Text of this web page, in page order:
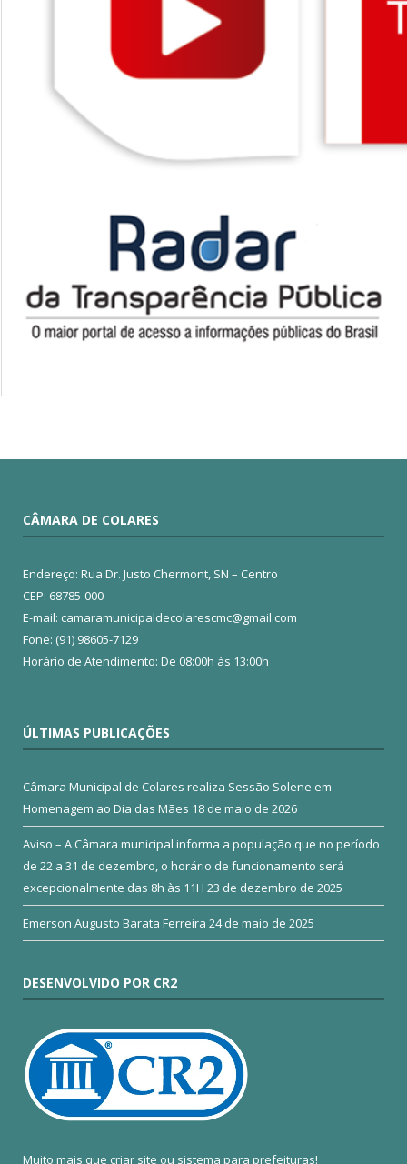
CÂMARA DE COLARES
Endereço: Rua Dr. Justo Chermont, SN – Centro
CEP: 68785-000
E-mail: camaramunicipaldecolarescmc@gmail.com
Fone: (91) 98605-7129
Horário de Atendimento: De 08:00h às 13:00h
ÚLTIMAS PUBLICAÇÕES
Câmara Municipal de Colares realiza Sessão Solene em
Homenagem ao Dia das Mães 18 de maio de 2026
Aviso – A Câmara municipal informa a população que no período
de 22 a 31 de dezembro, o horário de funcionamento será
excepcionalmente das 8h às 11H 23 de dezembro de 2025
Emerson Augusto Barata Ferreira 24 de maio de 2025
DESENVOLVIDO POR CR2
Muito mais que criar site ou sistema para prefeituras!